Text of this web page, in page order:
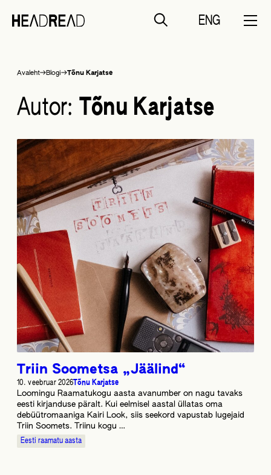
Liigu
juurde
ENG
Avaleht Blogi Tõnu Karjatse
Autor: Tõnu Karjatse
Triin Soometsa „Jäälind“
10. veebruar 2026Tõnu Karjatse
Loomingu Raamatukogu aasta avanumber on nagu tavaks
eesti kirjanduse päralt. Kui eelmisel aastal üllatas oma
debüütromaaniga Kairi Look, siis seekord vapustab lugejaid
Triin Soomets. Triinu kogu …
Eesti raamatu aasta